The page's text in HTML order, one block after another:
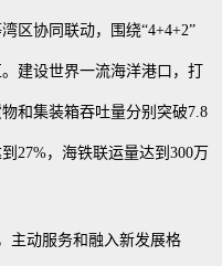
区协同联动，围绕“4+4+2”
建设世界一流海洋港口，打
和集装箱吞吐量分别突破7.8
27%，海铁联运量达到300万
主动服务和融入新发展格